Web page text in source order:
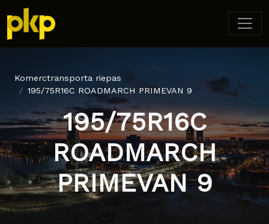
Komerctransporta riepas
195/75R16C ROADMARCH PRIMEVAN 9
195/75R16C
ROADMARCH
PRIMEVAN 9